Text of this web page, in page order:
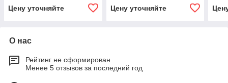
24.125.158-01
Цену уточняйте
Цену уточняйте
О нас
Рейтинг не сформирован
Менее 5 отзывов за последний год